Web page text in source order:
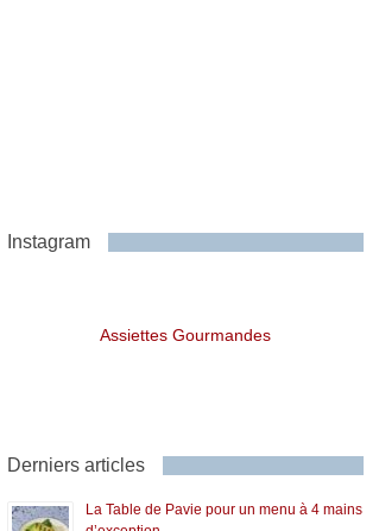
Instagram
Assiettes Gourmandes
Derniers articles
La Table de Pavie pour un menu à 4 mains